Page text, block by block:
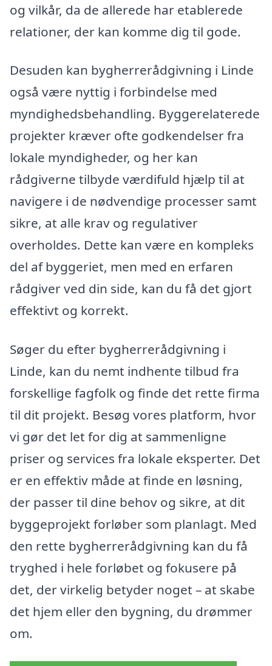
og vilkår, da de allerede har etablerede
relationer, der kan komme dig til gode.
Desuden kan bygherrerådgivning i Linde
også være nyttig i forbindelse med
myndighedsbehandling. Byggerelaterede
projekter kræver ofte godkendelser fra
lokale myndigheder, og her kan
rådgiverne tilbyde værdifuld hjælp til at
navigere i de nødvendige processer samt
sikre, at alle krav og regulativer
overholdes. Dette kan være en kompleks
del af byggeriet, men med en erfaren
rådgiver ved din side, kan du få det gjort
effektivt og korrekt.
Søger du efter bygherrerådgivning i
Linde, kan du nemt indhente tilbud fra
forskellige fagfolk og finde det rette firma
til dit projekt. Besøg vores platform, hvor
vi gør det let for dig at sammenligne
priser og services fra lokale eksperter. Det
er en effektiv måde at finde en løsning,
der passer til dine behov og sikre, at dit
byggeprojekt forløber som planlagt. Med
den rette bygherrerådgivning kan du få
tryghed i hele forløbet og fokusere på
det, der virkelig betyder noget – at skabe
det hjem eller den bygning, du drømmer
om.